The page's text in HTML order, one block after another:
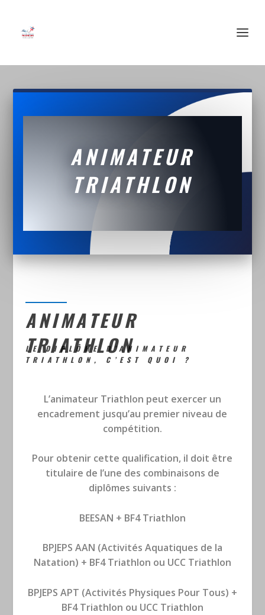
ANIMATEUR
TRIATHLON
ANIMATEUR
TRIATHLON
LE DIPLÔME D’ANIMATEUR
TRIATHLON, C’EST QUOI ?
L’animateur Triathlon peut exercer un
encadrement jusqu’au premier niveau de
compétition.
Pour obtenir cette qualification, il doit être
titulaire de l’une des combinaisons de
diplômes suivants :
BEESAN + BF4 Triathlon
BPJEPS AAN (Activités Aquatiques de la
Natation) + BF4 Triathlon ou UCC Triathlon
BPJEPS APT (Activités Physiques Pour Tous) +
BF4 Triathlon ou UCC Triathlon